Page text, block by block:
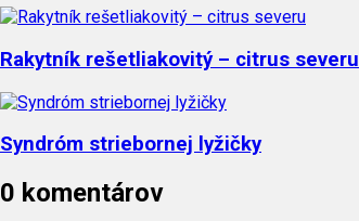
Rakytník rešetliakovitý – citrus severu
Syndróm striebornej lyžičky
0 komentárov